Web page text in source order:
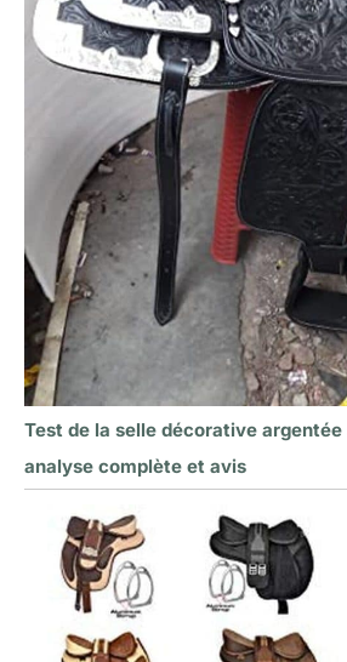
Test de la selle décorative
analyse complète et avis